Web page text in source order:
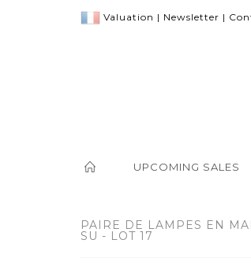
Valuation | Newsletter |
UPCOMING SALES
PAIRE DE LAMPES EN
SU - LOT 17